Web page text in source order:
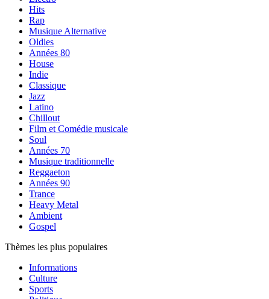
Hits
Rap
Musique Alternative
Oldies
Années 80
House
Indie
Classique
Jazz
Latino
Chillout
Film et Comédie musicale
Soul
Années 70
Musique traditionnelle
Reggaeton
Années 90
Trance
Heavy Metal
Ambient
Gospel
Thèmes les plus populaires
Informations
Culture
Sports